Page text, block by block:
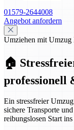
01579-2644008
Angebot anfordern
Umziehen mit
🏠
professionell
Ein stressfreier
sichere Transporte
reibungslosen Start